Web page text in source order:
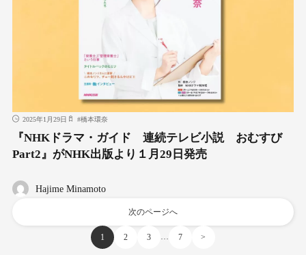
2025年1月29日 #橋本環奈
『NHKドラマ・ガイド 連続テレビ小説 おむすび
Part2』がNHK出版より１月29日発売
Hajime Minamoto
次のページへ
1 2 3 7 >